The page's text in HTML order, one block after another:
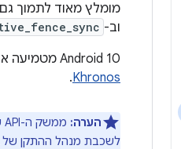
מומלץ מאוד לתמוך
וב-
‫Android 10 מטמיעה את
Khronos
.
הערה:
לשכבת מנהל ההתקן של GL, והן צריכות לעבור דרך הממשק שמסופק על ידי ממשקי ה-API.